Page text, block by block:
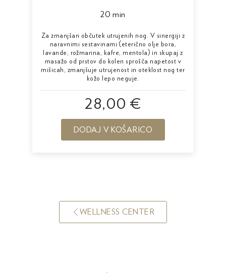
20 min
Za zmanjšan občutek utrujenih nog. V sinergiji z
naravnimi sestavinami (eterično olje bora,
lavande, rožmarina, kafre, mentola) in skupaj z
masažo od prstov do kolen sprošča napetost v
mišicah, zmanjšuje utrujenost in oteklost nog ter
kožo lepo neguje.
28,00 €
DODAJ V KOŠARICO
WELLNESS CENTER